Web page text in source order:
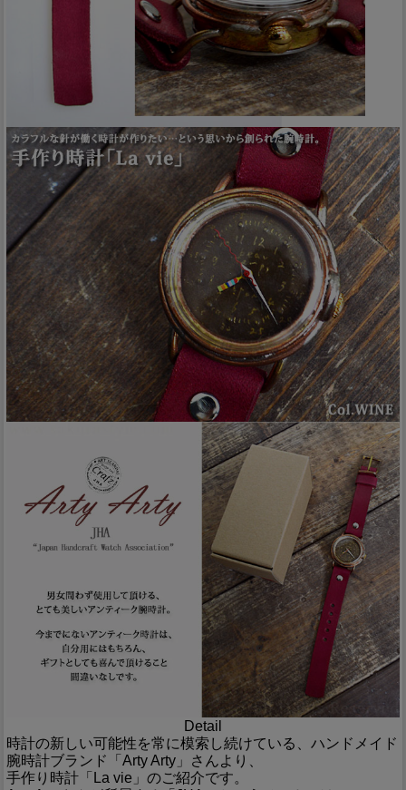
Detail
時計の新しい可能性を常に模索し続けている、ハンドメイド
腕時計ブランド「Arty Arty」さんより、
手作り時計「La vie」のご紹介です。